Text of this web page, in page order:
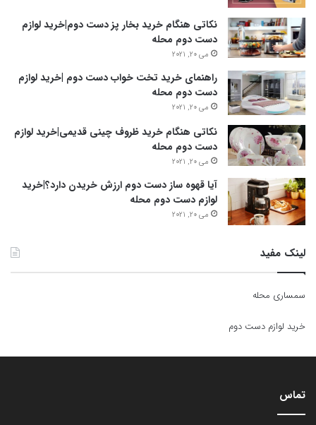
نکاتی هنگام خرید بخار پز دست دوم|خرید لوازم
دست دوم محله
می 20, 2021
راهنمای خرید تخت خواب دست دوم |خرید لوازم
دست دوم محله
می 20, 2021
نکاتی هنگام خرید ظروف چینی قدیمی|خرید لوازم
دست دوم محله
می 20, 2021
آیا قهوه ساز دست دوم ارزش خریدن دارد؟|خرید
لوازم دست دوم محله
می 20, 2021
لینک مفید
سمساری محله
خرید لوازم دست دوم
تماس